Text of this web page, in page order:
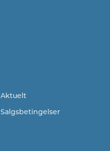
Aktuelt
Salgsbetingelser